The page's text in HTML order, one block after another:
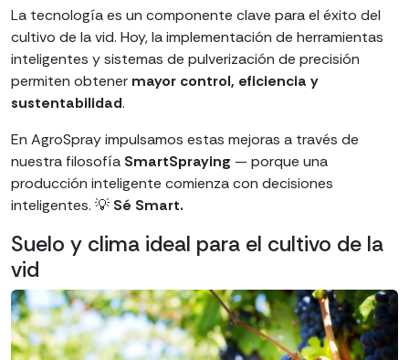
La tecnología es un componente clave para el éxito del
cultivo de la vid. Hoy, la implementación de herramientas
inteligentes y sistemas de pulverización de precisión
permiten obtener mayor control, eficiencia y
sustentabilidad.
En AgroSpray impulsamos estas mejoras a través de
nuestra filosofía SmartSpraying — porque una
producción inteligente comienza con decisiones
inteligentes. 💡 Sé Smart.
Suelo y clima ideal para el cultivo de la
vid